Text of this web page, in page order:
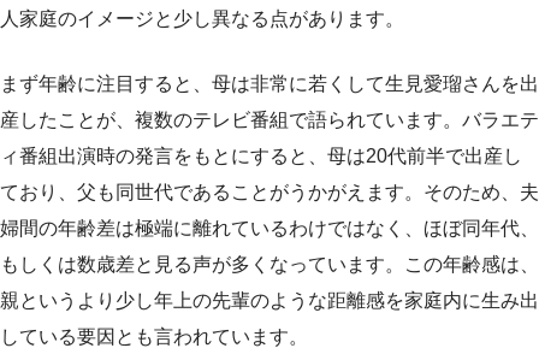
人家庭のイメージと少し異なる点があります。
まず年齢に注目すると、母は非常に若くして生見愛瑠さんを出
産したことが、複数のテレビ番組で語られています。バラエテ
ィ番組出演時の発言をもとにすると、母は20代前半で出産し
ており、父も同世代であることがうかがえます。そのため、夫
婦間の年齢差は極端に離れているわけではなく、ほぼ同年代、
もしくは数歳差と見る声が多くなっています。この年齢感は、
親というより少し年上の先輩のような距離感を家庭内に生み出
している要因とも言われています。